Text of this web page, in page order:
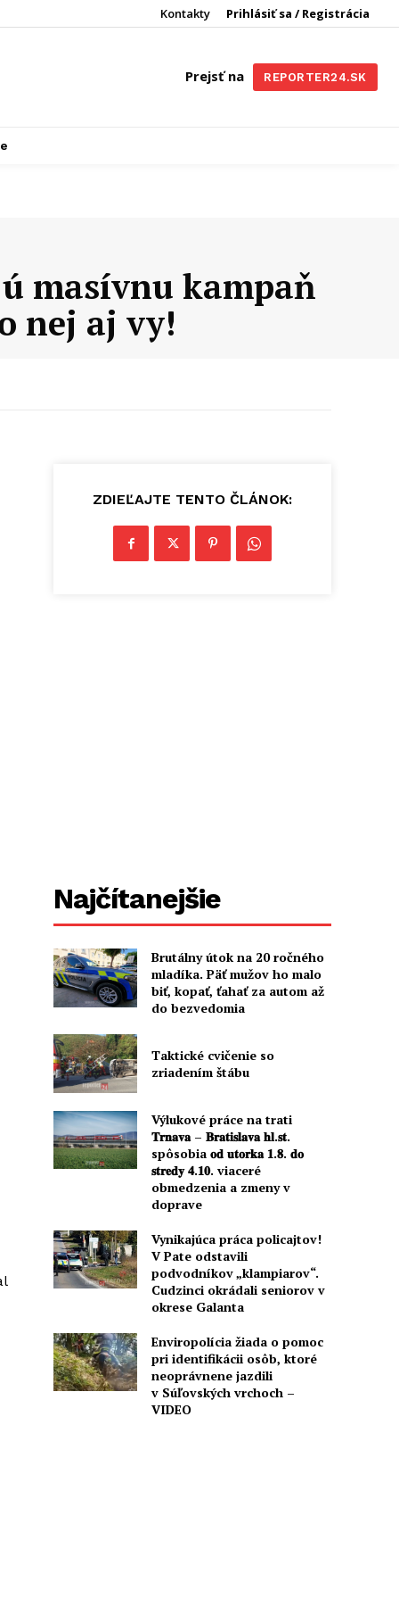
Prihlásiť sa / Registrácia
Kontakty
Prejsť na REPORTER24.SK
masívnu kampaň
nej aj vy!
ZDIEĽAJTE TENTO ČLÁNOK:
Najčítanejšie
Brutálny útok na 20 ročného
mladíka. Päť mužov ho malo
biť, kopať, ťahať za autom až
do bezvedomia
Taktické cvičenie so
zriadením štábu
Výlukové práce na trati
𝐓𝐫𝐧𝐚𝐯𝐚 – 𝐁𝐫𝐚𝐭𝐢𝐬𝐥𝐚𝐯𝐚 𝐡𝐥.𝐬𝐭.
spôsobia 𝐨𝐝 𝐮𝐭𝐨𝐫𝐤𝐚 𝟏.𝟖. 𝐝𝐨
𝐬𝐭𝐫𝐞𝐝𝐲 𝟒.𝟏𝟎. viaceré
obmedzenia a zmeny v
doprave
Vynikajúca práca policajtov!
V Pate odstavili
podvodníkov „klampiarov“.
Cudzinci okrádali seniorov v
okrese Galanta
Enviropolícia žiada o pomoc
pri identifikácii osôb, ktoré
neoprávnene jazdili
v Súľovských vrchoch –
VIDEO